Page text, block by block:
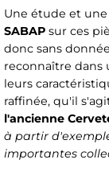
Une étude et
SABAP sur ces
donc sans
reconnaître dans
leurs
raffinée, qu'il
l'ancienne
à partir
importantes